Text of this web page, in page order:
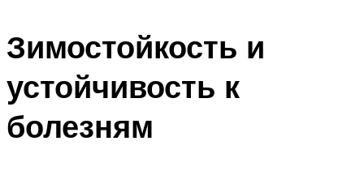
Зимостойкость и
устойчивость к
болезням